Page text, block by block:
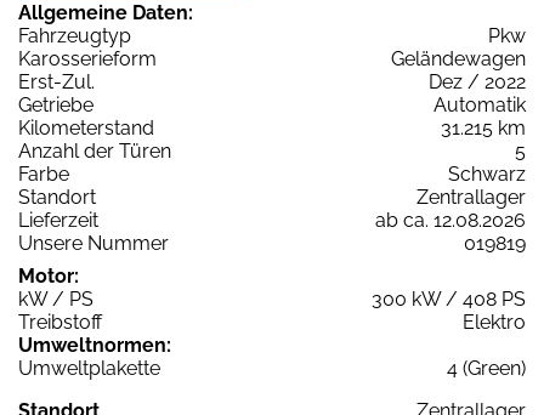
Allgemeine Daten:
Fahrzeugtyp
Pkw
Karosserieform
Geländewagen
Erst-Zul.
Dez / 2022
Getriebe
Automatik
Kilometerstand
31.215 km
Anzahl der Türen
5
Farbe
Schwarz
Standort
Zentrallager
Lieferzeit
ab ca. 12.08.2026
Unsere Nummer
019819
Motor:
kW / PS
300 kW / 408 PS
Treibstoff
Elektro
Umweltnormen:
Umweltplakette
4 (Green)